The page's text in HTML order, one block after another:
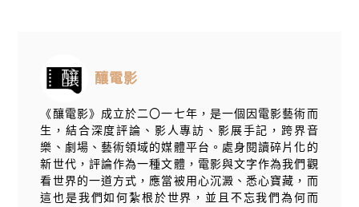
釀電影
《釀電影》成立於二〇一七年，是一個因電影藝術而
生，結合深度評論、影人專訪、影展手記，跨界音
樂、劇場、藝術領域的媒體平台。處身閱讀碎片化的
新世代，評論作為一種文體，電影與文字作為我們觀
看世界的一道方式，應當被用心沉澱、悉心寶藏，而
這也是我們如何紮根於世界，並且不忘我們為何而